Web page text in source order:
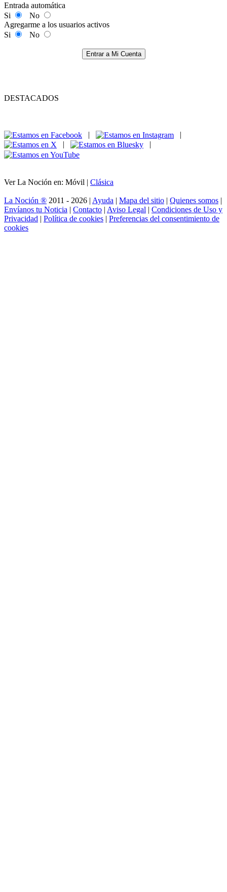
Entrada automática
Si
No
Agregarme a los usuarios activos
Si
No
Entrar a Mi Cuenta
DESTACADOS
|
|
|
|
Ver La Noción en: Móvil | Clásica
La Noción ® 2011 - 2026 | Ayuda | Mapa del sitio | Quienes somos |
Envíanos tu Noticia | Contacto | Aviso Legal | Condiciones de Uso y
Privacidad | Política de cookies | Preferencias del consentimiento de
cookies